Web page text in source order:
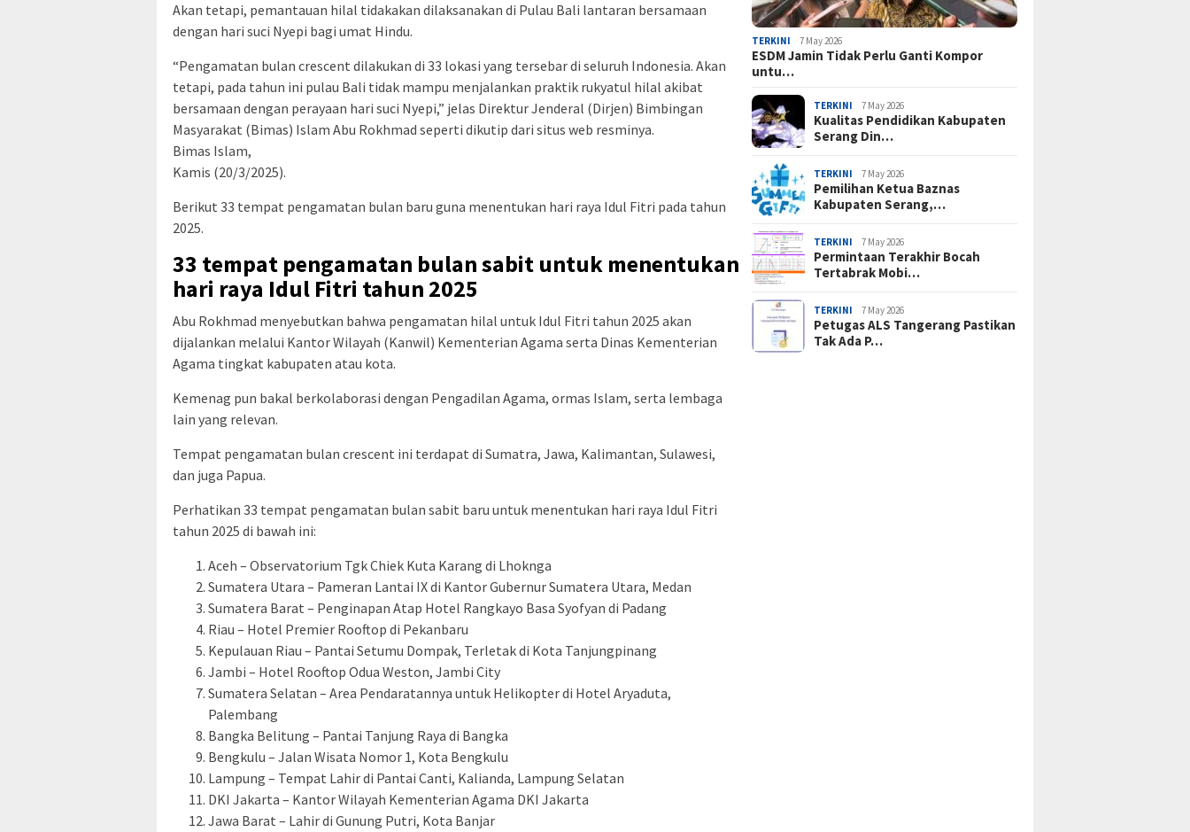
Akan tetapi, pemantauan hilal tidakakan dilaksanakan di Pulau Bali lantaran bersamaan
dengan hari suci Nyepi bagi umat Hindu.
“Pengamatan bulan crescent dilakukan di 33 lokasi yang tersebar di seluruh Indonesia. Akan
tetapi, pada tahun ini pulau Bali tidak mampu menjalankan praktik rukyatul hilal akibat
bersamaan dengan perayaan hari suci Nyepi,” jelas Direktur Jenderal (Dirjen) Bimbingan
Masyarakat (Bimas) Islam Abu Rokhmad seperti dikutip dari situs web resminya.
Bimas Islam,
Kamis (20/3/2025).
Berikut 33 tempat pengamatan bulan baru guna menentukan hari raya Idul Fitri pada tahun
2025.
33 tempat pengamatan bulan sabit untuk menentukan
hari raya Idul Fitri tahun 2025
Abu Rokhmad menyebutkan bahwa pengamatan hilal untuk Idul Fitri tahun 2025 akan
dijalankan melalui Kantor Wilayah (Kanwil) Kementerian Agama serta Dinas Kementerian
Agama tingkat kabupaten atau kota.
Kemenag pun bakal berkolaborasi dengan Pengadilan Agama, ormas Islam, serta lembaga
lain yang relevan.
Tempat pengamatan bulan crescent ini terdapat di Sumatra, Jawa, Kalimantan, Sulawesi,
dan juga Papua.
Perhatikan 33 tempat pengamatan bulan sabit baru untuk menentukan hari raya Idul Fitri
tahun 2025 di bawah ini:
Aceh – Observatorium Tgk Chiek Kuta Karang di Lhoknga
Sumatera Utara – Pameran Lantai IX di Kantor Gubernur Sumatera Utara, Medan
Sumatera Barat – Penginapan Atap Hotel Rangkayo Basa Syofyan di Padang
Riau – Hotel Premier Rooftop di Pekanbaru
Kepulauan Riau – Pantai Setumu Dompak, Terletak di Kota Tanjungpinang
Jambi – Hotel Rooftop Odua Weston, Jambi City
Sumatera Selatan – Area Pendaratannya untuk Helikopter di Hotel Aryaduta,
Palembang
Bangka Belitung – Pantai Tanjung Raya di Bangka
Bengkulu – Jalan Wisata Nomor 1, Kota Bengkulu
Lampung – Tempat Lahir di Pantai Canti, Kalianda, Lampung Selatan
DKI Jakarta – Kantor Wilayah Kementerian Agama DKI Jakarta
Jawa Barat – Lahir di Gunung Putri, Kota Banjar
TERKINI 7 May 2026
ESDM Jamin Tidak Perlu Ganti Kompor
untu…
TERKINI 7 May 2026
Kualitas Pendidikan Kabupaten
Serang Din…
TERKINI 7 May 2026
Pemilihan Ketua Baznas
Kabupaten Serang,…
TERKINI 7 May 2026
Permintaan Terakhir Bocah
Tertabrak Mobi…
TERKINI 7 May 2026
Petugas ALS Tangerang Pastikan
Tak Ada P…